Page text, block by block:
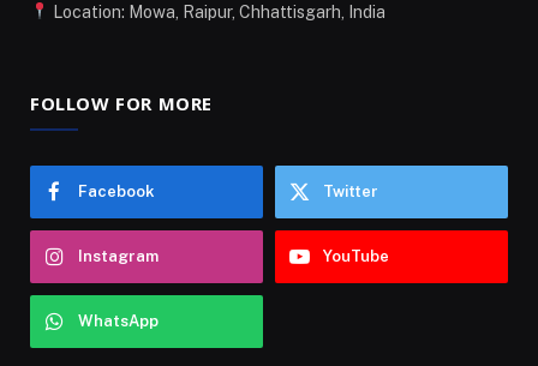
Location: Mowa, Raipur, Chhattisgarh, India
FOLLOW FOR MORE
Facebook Twitter
Instagram YouTube
WhatsApp